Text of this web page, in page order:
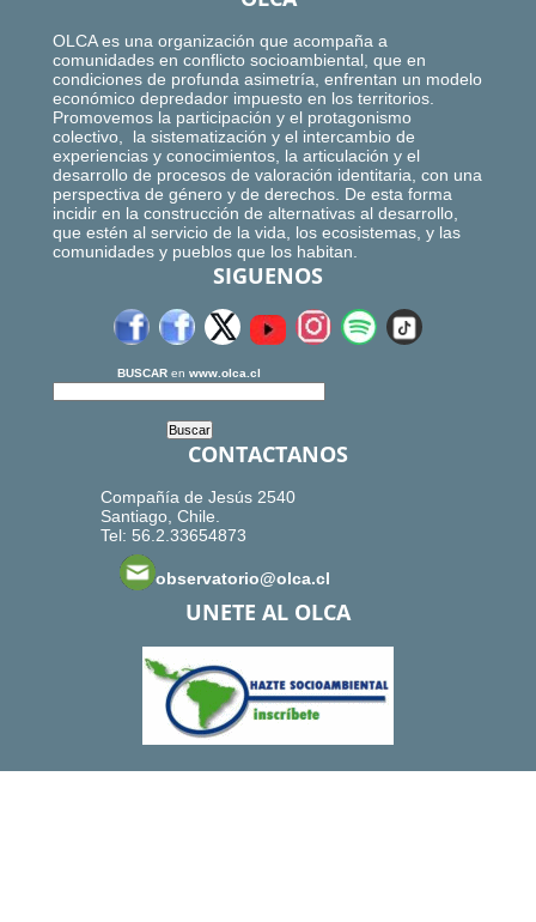
OLCA es una organización que acompaña a
comunidades en conflicto socioambiental, que en
condiciones de profunda asimetría, enfrentan un modelo
económico depredador impuesto en los territorios.
Promovemos la participación y el protagonismo
colectivo, la sistematización y el intercambio de
experiencias y conocimientos, la articulación y el
desarrollo de procesos de valoración identitaria, con una
perspectiva de género y de derechos. De esta forma
incidir en la construcción de alternativas al desarrollo,
que estén al servicio de la vida, los ecosistemas, y las
comunidades y pueblos que los habitan.
SIGUENOS
BUSCAR en www.olca.cl
CONTACTANOS
Compañía de Jesús 2540
Santiago, Chile.
Tel: 56.2.33654873
observatorio@olca.cl
UNETE AL OLCA